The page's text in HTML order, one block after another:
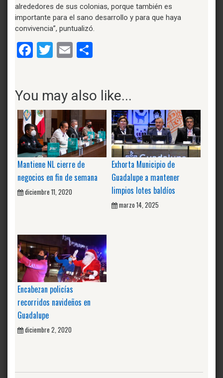
alrededores de sus colonias, porque también es
importante para el sano desarrollo y para que haya
convivencia”, puntualizó.
Facebook
Twitter
Email
You may also like...
Mantiene NL cierre de
negocios en fin de semana
diciembre 11, 2020
Exhorta Municipio de
Guadalupe a mantener
limpios lotes baldíos
marzo 14, 2025
Encabezan policías
recorridos navideños en
Guadalupe
diciembre 2, 2020